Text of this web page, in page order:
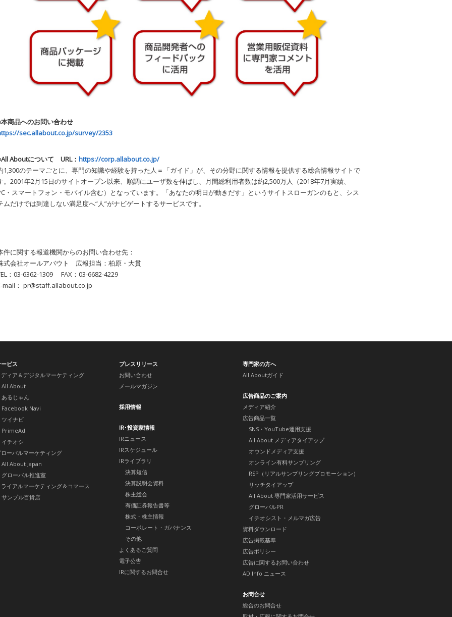
商品へのお問い合わせ
sec.allabout.co.jp/survey/2353
Aboutについて URL： https://corp.allabout.co.jp/
1,300のテーマごとに、専門の知識や経験を持った人＝「ガイド」が、その分野に関する情報を提供する総合情報サイトで
。2001年2月15日のサイトオープン以来、順調にユーザ数を伸ばし、月間総利用者数は約2,500万人（2018年7月実績、
・スマートフォン・モバイル含む）となっています。「あなたの明日が動きだす」というサイトスローガンのもと、シス
ムだけでは到達しない満足度へ“人”がナビゲートするサービスです。
件に関する報道機関からのお問い合わせ先：
式会社オールアバウト 広報担当：柏原・大貫
：03-6362-1309 FAX：03-6682-4229
mail： pr@staff.allabout.co.jp
ビス
ディア＆デジタルマーケティング
All About
あるじゃん
Facebook Navi
ツイナビ
PrimeAd
イチオシ
ローバルマーケティング
All About Japan
グローバル推進室
ライアルマーケティング＆コマース
サンプル百貨店
プレスリリース
お問い合わせ
メールマガジン
採用情報
IR･投資家情報
IRニュース
IRスケジュール
IRライブラリ
決算短信
決算説明会資料
株主総会
有価証券報告書等
株式・株主情報
コーポレート・ガバナンス
その他
よくあるご質問
電子公告
IRに関するお問合せ
専門家の方へ
All Aboutガイド
広告商品のご案内
メディア紹介
広告商品一覧
SNS・YouTube運用支援
All About メディアタイアップ
オウンドメディア支援
オンライン有料サンプリング
RSP（リアルサンプリングプロモーション）
リッチタイアップ
All About 専門家活用サービス
グローバルPR
イチオシスト・メルマガ広告
資料ダウンロード
広告掲載基準
広告ポリシー
広告に関するお問い合わせ
AD Info ニュース
お問合せ
総合のお問合せ